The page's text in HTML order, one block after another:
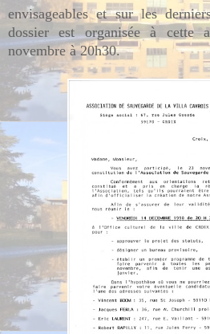
envisageables et sur les
dossier est organisée à cette
novembre à 20h30.